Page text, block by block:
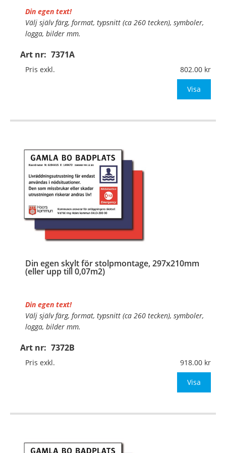
Art nr: 7371A
Din egen text!
Välj själv färg, format, typsnitt (ca 260 tecken), symboler,
logga, bilder mm.
Material:Plan aluminium, 0,7mm (väggmontage)
Mått:297x210mm (eller annat mått upp till 0,07m²)
Pris exkl. 802.00
Visa
Din egen skylt för stolpmontage, 297x210mm
(eller upp till 0,07m2)
Art nr: 7372B
Din egen text!
Välj själv färg, format, typsnitt (ca 260 tecken), symboler,
logga, bilder mm.
Material:Kantvikt aluminium, 2mm (stolpmontage)
Mått:297x210mm (eller annat mått upp till 0,07m²)
Pris exkl. 918.00
Visa